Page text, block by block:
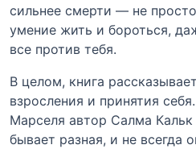
сильнее смерти — не
умение жить и бороться,
все против тебя.
В целом, книга
взросления и принятия
Марселя автор Салма Кальк
бывает разная, и не всегда